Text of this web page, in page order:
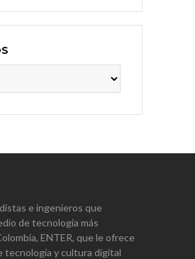
e ingenieros que
de tecnología más
ENTER, que le ofrece
tecnología y cultura digital